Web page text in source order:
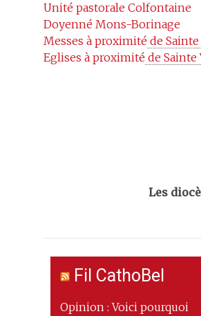
Unité pastorale Colfontaine
Doyenné Mons-Borinage
Messes à proximité de
Eglises à proximité de Sainte
Les
Fil CathoBel
Opinion : Voici pourquoi